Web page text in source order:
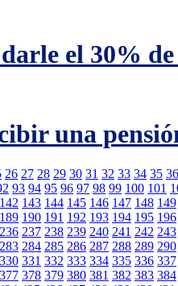
el 30%
una
26 27 28 29 30 31 32 33 34 35 36
93 94 95 96 97 98 99 100 101
142 143 144 145 146 147 148 149
189 190 191 192 193 194 195 196
236 237 238 239 240 241 242 243
283 284 285 286 287 288 289 290
330 331 332 333 334 335 336 337
377 378 379 380 381 382 383 384